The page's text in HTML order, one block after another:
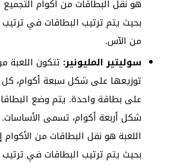
هو نقل البطاقات من أكوام
بحيث يتم ترتيب البطاقات في
من الآس.
سوليتير المليونير:
توزيعها على شكل سبعة أكوام،
على بطاقة واحدة. يتم وضع
شكل أربعة أكوام، تسمى
اللعبة هو نقل البطاقات من الأكوام
بحيث يتم ترتيب البطاقات في